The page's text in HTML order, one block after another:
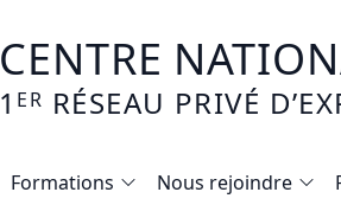
CENTRE
1 ER RÉSEAU PRIVÉ
Formations
Nous rejoindre